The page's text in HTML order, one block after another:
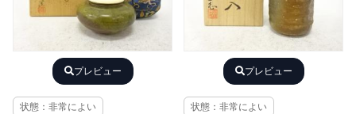
プレビュー
状態：非常によい
プレビュー
状態：非常によい